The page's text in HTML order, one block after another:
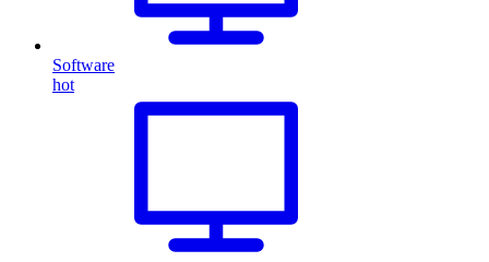
Software
hot